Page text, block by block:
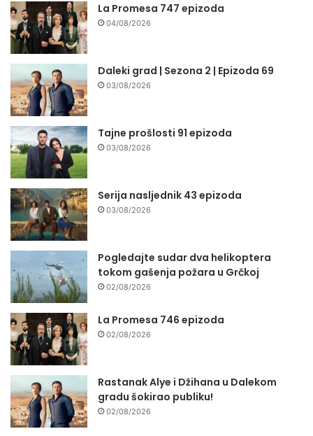
La Promesa 747 epizoda
04/08/2026
Daleki grad | Sezona 2 | Epizoda 69
03/08/2026
Tajne prošlosti 91 epizoda
03/08/2026
Serija nasljednik 43 epizoda
03/08/2026
Pogledajte sudar dva helikoptera
tokom gašenja požara u Grčkoj
02/08/2026
La Promesa 746 epizoda
02/08/2026
Rastanak Alye i Džihana u Dalekom
gradu šokirao publiku!
02/08/2026